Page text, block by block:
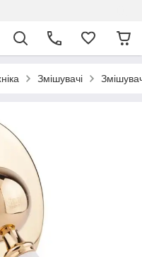
Змішувачі